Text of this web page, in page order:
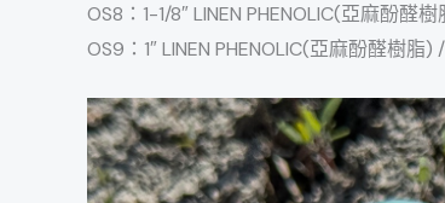
OS8：1-1/8″ LINEN PHENOLIC(亞麻酚
OS9：1″ LINEN PHENOLIC(亞麻酚醛樹